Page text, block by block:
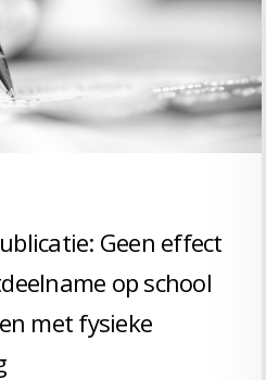
Geen effect
op school
met fysieke